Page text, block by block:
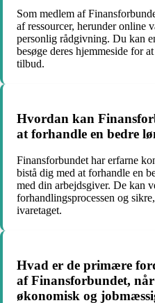
Som medlem af
af ressourcer, herunder online
personlig rådgivning. Du kan
besøge deres hjemmeside for
tilbud.
Hvordan kan
at forhandle en bedre
Finansforbundet har erfarne
bistå dig med at forhandle en
med din arbejdsgiver. De kan
forhandlingsprocessen og
ivaretaget.
Hvad er de primære
af Finansforbundet,
økonomisk og